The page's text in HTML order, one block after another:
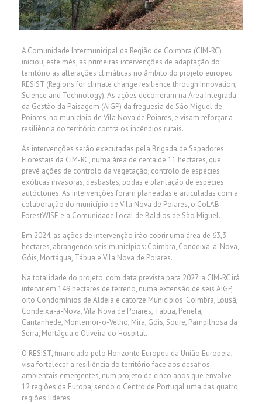
A Comunidade Intermunicipal da Região de Coimbra (CIM-RC)
iniciou, este mês, as primeiras intervenções de adaptação do
território às alterações climáticas no âmbito do projeto europeu
RESIST (Regions for climate change resilience through Innovation,
Science and Technology). As ações decorreram na Área Integrada
da Gestão da Paisagem (AIGP) da freguesia de São Miguel de
Poiares, no município de Vila Nova de Poiares, e visam reforçar a
resiliência do território contra os incêndios rurais.
As intervenções serão executadas pela Brigada de Sapadores
Florestais da CIM-RC, numa área de cerca de 11 hectares, que
prevê ações de controlo da vegetação, controlo de espécies
exóticas invasoras, desbastes, podas e plantação de espécies
autóctones. As intervenções foram planeadas e articuladas com a
colaboração do município de Vila Nova de Poiares, o CoLAB
ForestWISE e a Comunidade Local de Baldios de São Miguel.
Em 2024, as ações de intervenção irão cobrir uma área de 63,3
hectares, abrangendo seis municípios: Coimbra, Condeixa-a-Nova,
Góis, Mortágua, Tábua e Vila Nova de Poiares.
Na totalidade do projeto, com data prevista para 2027, a CIM-RC irá
intervir em 149 hectares de terreno, numa extensão de seis AIGP,
oito Condomínios de Aldeia e catorze Municípios: Coimbra, Lousã,
Condeixa-a-Nova, Vila Nova de Poiares, Tábua, Penela,
Cantanhede, Montemor-o-Velho, Mira, Góis, Soure, Pampilhosa da
Serra, Mortágua e Oliveira do Hospital.
O RESIST, financiado pelo Horizonte Europeu da União Europeia,
visa fortalecer a resiliência do território face aos desafios
ambientais emergentes, num projeto de cinco anos que envolve
12 regiões da Europa, sendo o Centro de Portugal uma das quatro
regiões líderes.